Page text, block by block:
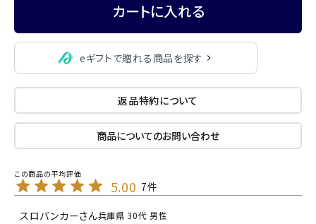
カートに入れる
eギフトで贈れる商品を探す
返品特約について
商品についてのお問い合わせ
5.00 7
スロバンカー 兵庫県 30代 男性